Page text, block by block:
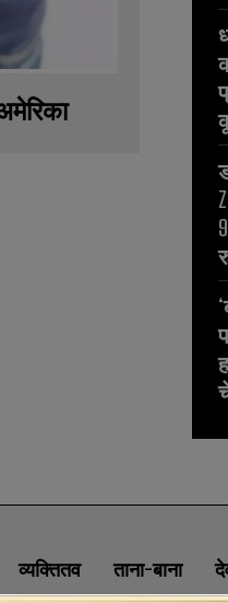
व्यक्तितव ताना-बाना